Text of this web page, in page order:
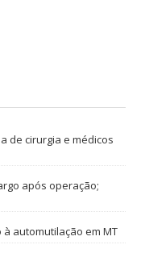
de cirurgia e médicos
após operação;
automutilação em MT